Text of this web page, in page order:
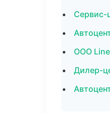
Сервис-
ООО
Дилер-